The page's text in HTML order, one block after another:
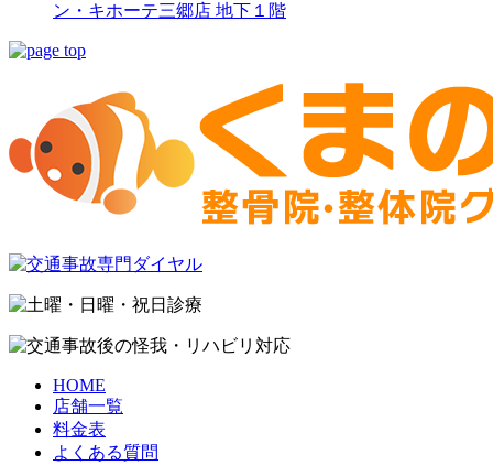
ン・キホーテ三郷店 地下１階
HOME
店舗一覧
料金表
よくある質問